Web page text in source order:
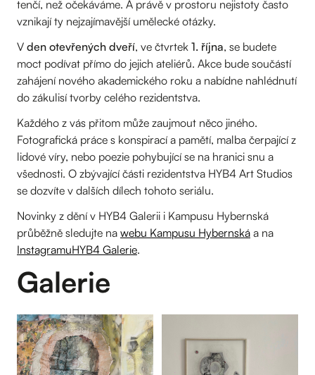
tenčí, než očekáváme. A právě v prostoru nejistoty často
vznikají ty nejzajímavější umělecké otázky.
V den otevřených dveří, ve čtvrtek 1. října, se budete
moct podívat přímo do jejich ateliérů. Akce bude součástí
zahájení nového akademického roku a nabídne nahlédnutí
do zákulisí tvorby celého rezidentstva.
Každého z vás přitom může zaujmout něco jiného.
Fotografická práce s konspirací a pamětí, malba čerpající z
lidové víry, nebo poezie pohybující se na hranici snu a
všednosti. O zbývající části rezidentstva HYB4 Art Studios
se dozvíte v dalších dílech tohoto seriálu.
Novinky z dění v HYB4 Galerii i Kampusu Hybernská
průběžně sledujte na webu Kampusu Hybernská a na
InstagramuHYB4 Galerie.
Galerie